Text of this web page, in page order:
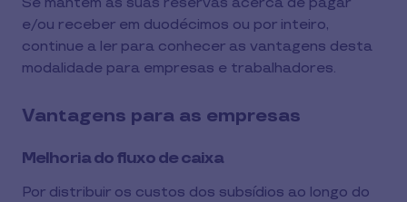
e/ou receber em duodécimos ou por inteiro,
continue a ler para conhecer as vantagens desta
modalidade para empresas e trabalhadores.
Vantagens para as empresas
Melhoria do fluxo de caixa
Por distribuir os custos dos subsídios ao longo do